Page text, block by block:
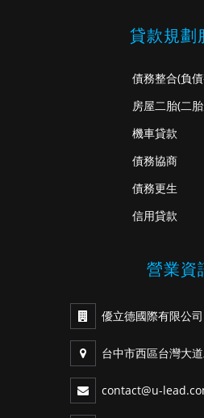
貸款規劃
債務整合(負
房屋二胎(二
機車貸款
債務協商
債務更生
信用貸款
營業資
優立德國際有限公司
台中市西區台灣大
contact@u-